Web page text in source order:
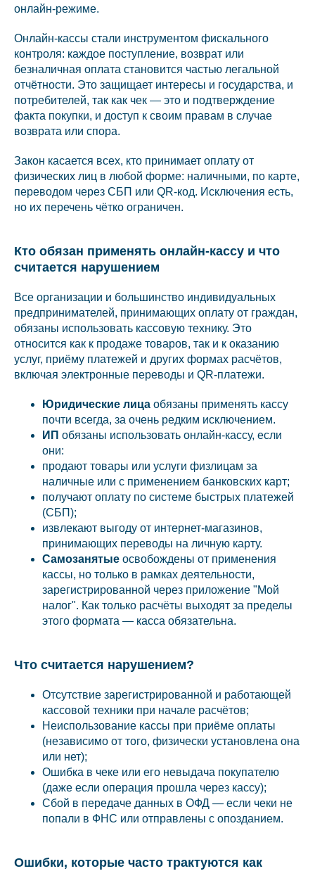
онлайн-режиме.
Онлайн-кассы стали инструментом фискального
контроля: каждое поступление, возврат или
безналичная оплата становится частью легальной
отчётности. Это защищает интересы и государства, и
потребителей, так как чек — это и подтверждение
факта покупки, и доступ к своим правам в случае
возврата или спора.
Закон касается всех, кто принимает оплату от
физических лиц в любой форме: наличными, по карте,
переводом через СБП или QR-код. Исключения есть,
но их перечень чётко ограничен.
Кто обязан применять онлайн-кассу и что
считается нарушением
Все организации и большинство индивидуальных
предпринимателей, принимающих оплату от граждан,
обязаны использовать кассовую технику. Это
относится как к продаже товаров, так и к оказанию
услуг, приёму платежей и других формах расчётов,
включая электронные переводы и QR-платежи.
Юридические лица обязаны применять кассу
почти всегда, за очень редким исключением.
ИП обязаны использовать онлайн-кассу, если
они:
продают товары или услуги физлицам за
наличные или с применением банковских карт;
получают оплату по системе быстрых платежей
(СБП);
извлекают выгоду от интернет-магазинов,
принимающих переводы на личную карту.
Самозанятые освобождены от применения
кассы, но только в рамках деятельности,
зарегистрированной через приложение "Мой
налог". Как только расчёты выходят за пределы
этого формата — касса обязательна.
Что считается нарушением?
Отсутствие зарегистрированной и работающей
кассовой техники при начале расчётов;
Неиспользование кассы при приёме оплаты
(независимо от того, физически установлена она
или нет);
Ошибка в чеке или его невыдача покупателю
(даже если операция прошла через кассу);
Сбой в передаче данных в ОФД — если чеки не
попали в ФНС или отправлены с опозданием.
Ошибки, которые часто трактуются как